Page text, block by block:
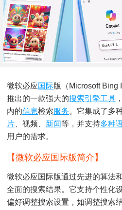
微软必应国际版（Microsoft Bing
推出的一款强大的搜索引擎工具
内的信息检索服务。它集成了多
片 、视频、 新闻等，并支持多种
用户的需求。
【微软必应国际版简介】
微软必应国际版通过先进的算法
全面的搜索结果。它支持个性化
偏好调整搜索设置，如调整搜索